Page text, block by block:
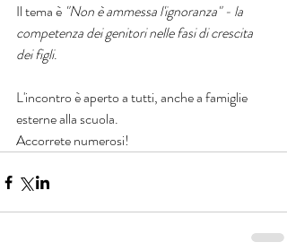
Il tema è "Non è ammessa l'ignoranza" - la
competenza dei genitori nelle fasi di crescita
dei figli.
L'incontro è aperto a tutti, anche a famiglie
esterne alla scuola.
Accorrete numerosi!